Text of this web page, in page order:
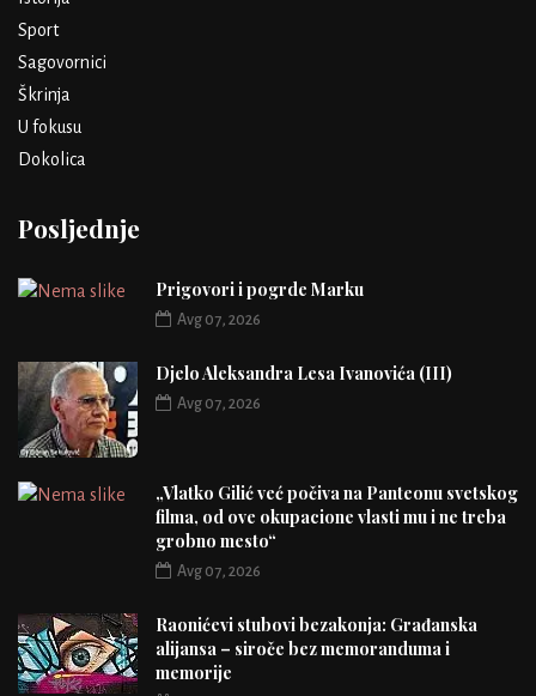
Sport
Sagovornici
Škrinja
U fokusu
Dokolica
Posljednje
Prigovori i pogrde Marku
Avg 07, 2026
Djelo Aleksandra Lesa Ivanovića (III)
Avg 07, 2026
„Vlatko Gilić već počiva na Panteonu svetskog
filma, od ove okupacione vlasti mu i ne treba
grobno mesto“
Avg 07, 2026
Raonićevi stubovi bezakonja: Građanska
alijansa – siroče bez memoranduma i
memorije